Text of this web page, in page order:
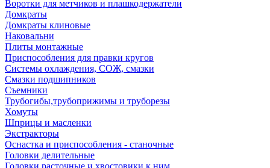
Воротки для метчиков и плашкодержатели
Домкраты
Домкраты клиновые
Наковальни
Плиты монтажные
Приспособления для правки кругов
Системы охлаждения, СОЖ, смазки
Смазки подшипников
Съемники
Трубогибы,трубоприжимы и труборезы
Хомуты
Шприцы и масленки
Экстракторы
Оснастка и приспособления - станочные
Головки делительные
Головки расточные и хвостовики к ним